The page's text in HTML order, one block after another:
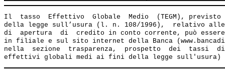
Il  tasso  Effettivo  Globale  Medio  (TEGM),
della legge sull’usura (l. n. 108/1996),  relativo
di  apertura  di  credito in conto corrente, può
in filiale e sul sito internet della Banca
nella  sezione  trasparenza,  prospetto  dei  tassi